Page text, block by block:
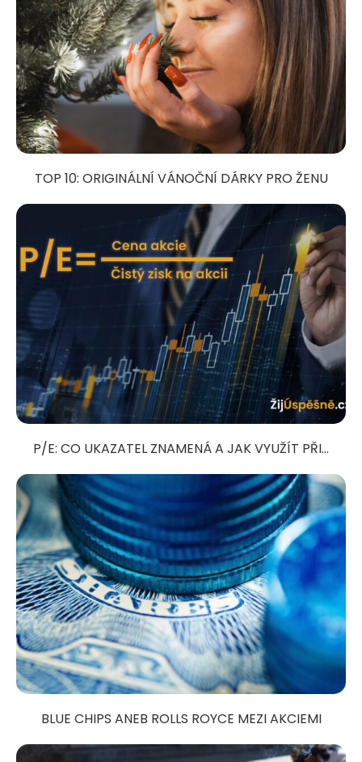
TOP 10: ORIGINÁLNÍ VÁNOČNÍ DÁRKY PRO ŽENU
P/E: CO UKAZATEL ZNAMENÁ A JAK VYUŽÍT PŘI...
BLUE CHIPS ANEB ROLLS ROYCE MEZI AKCIEMI